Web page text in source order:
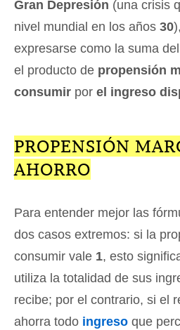
Gran Depresión (una crisis
nivel mundial en los años 30
expresarse como la suma del
el producto de propensión
consumir por el ingreso
PROPENSIÓN
AHORRO
Para entender mejor las
dos casos extremos: si la
consumir vale 1, esto
utiliza la totalidad de sus
recibe; por el contrario, si el
ahorra todo ingreso que